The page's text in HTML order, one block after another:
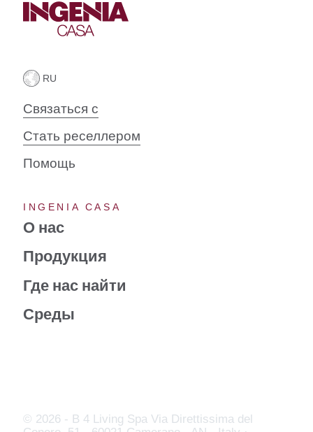
Связаться с
Стать реселлером
Помощь
INGENIA CASA
О нас
Продукция
Где нас найти
Среды
© 2026 - B 4 Living Spa Via Direttissima del